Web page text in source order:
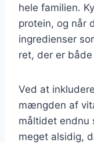
hele familien.
protein, og når
ingredienser
ret, der er
Ved at
mængden af
måltidet endnu
meget alsidig,